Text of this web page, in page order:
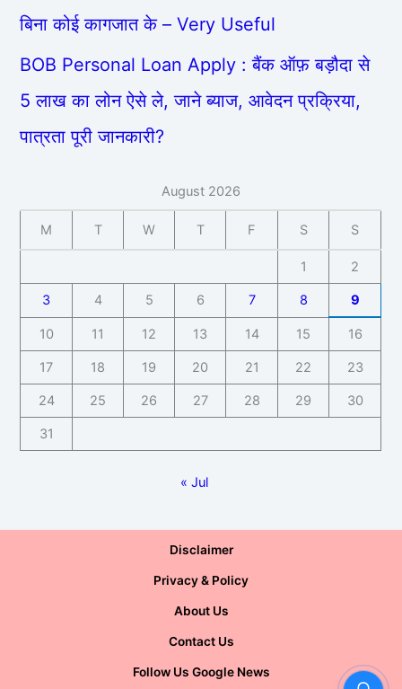
बिना कोई कागजात के – Very Useful
BOB Personal Loan Apply : बैंक ऑफ़ बड़ौदा से
5 लाख का लोन ऐसे ले, जाने ब्याज, आवेदन प्रक्रिया,
पात्रता पूरी जानकारी?
August 2026
M T W T F S S
1 2
3 4 5 6 7 8 9
10 11 12 13 14 15 16
17 18 19 20 21 22 23
24 25 26 27 28 29 30
31
« Jul
Disclaimer
Privacy & Policy
About Us
Contact Us
Follow Us Google News